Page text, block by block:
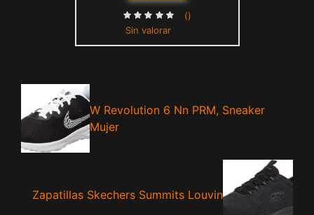
Sin valorar
()
W Revolution 6 Nn PRM, Sneaker
Mujer
Zapatillas Skechers Summits Louvin